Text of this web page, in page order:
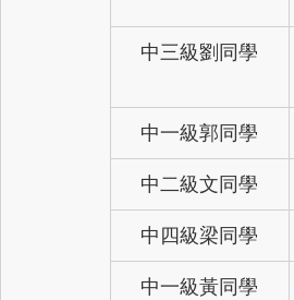
中三級劉同學
中一級郭同學
中二級文同學
中四級梁同學
中一級黃同學